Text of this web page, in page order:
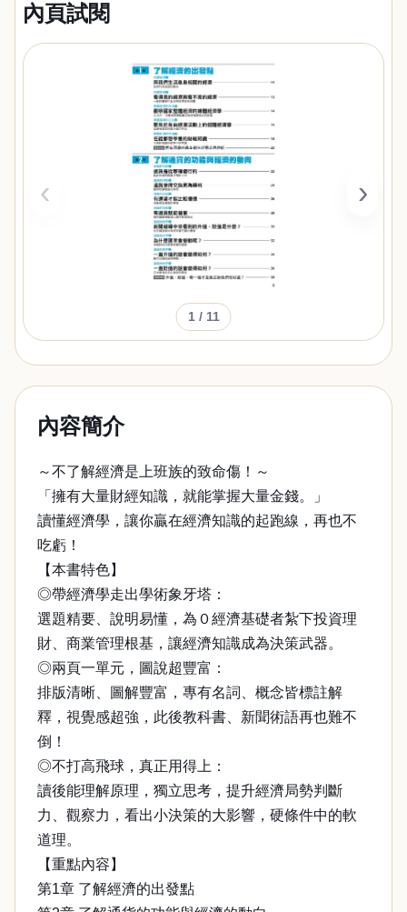
內頁試閱
‹ ›
1/ 11
內容簡介
～不了解經濟是上班族的致命傷！～
「擁有大量財經知識，就能掌握大量金錢。」
讀懂經濟學，讓你贏在經濟知識的起跑線，再也不
吃虧！
【本書特色】
◎帶經濟學走出學術象牙塔：
選題精要、說明易懂，為０經濟基礎者紮下投資理
財、商業管理根基，讓經濟知識成為決策武器。
◎兩頁一單元，圖說超豐富：
排版清晰、圖解豐富，專有名詞、概念皆標註解
釋，視覺感超強，此後教科書、新聞術語再也難不
倒！
◎不打高飛球，真正用得上：
讀後能理解原理，獨立思考，提升經濟局勢判斷
力、觀察力，看出小決策的大影響，硬條件中的軟
道理。
【重點內容】
第1章 了解經濟的出發點